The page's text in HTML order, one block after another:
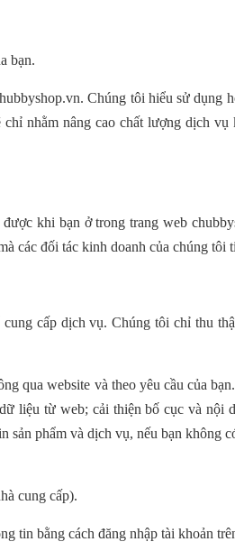
bạn.
.vn. Chúng tôi hiểu sử dụng
nhằm nâng cao chất lượng dịch vụ
khi bạn ở trong trang web
các đối tác kinh doanh của chúng tôi
cấp dịch vụ. Chúng tôi chỉ thu
qua website và theo yêu cầu của
liệu từ web; cải thiện bố cục và nội
phẩm và dịch vụ, nếu bạn không
cung cấp).
tin bằng cách đăng nhập tài khoản